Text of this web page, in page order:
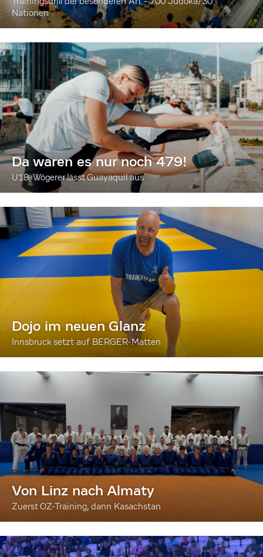
Nationen
Da waren es nur noch 479!
U18: Wögerer lässt Guayaquil aus
Dojo im neuen Glanz
Innsbruck setzt auf BERGER-Matten
Von Linz nach Almaty
Zuerst OZ-Training, dann Kasachstan